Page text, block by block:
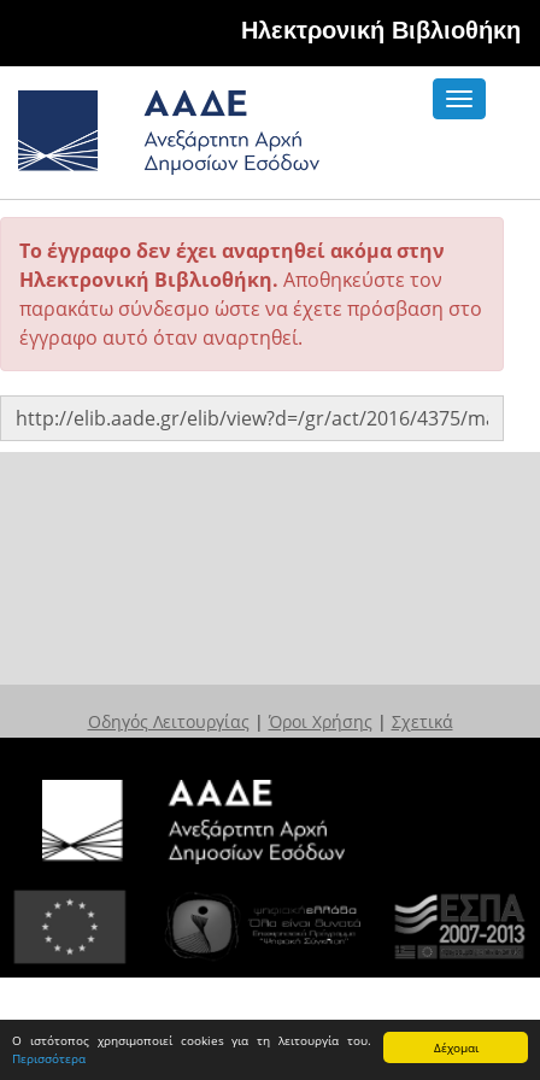
Δέχομαι
Ο ιστότοπος χρησιμοποιεί cookies για τη λειτουργία του.
Περισσότερα
Hλεκτρονική Βιβλιοθήκη
Toggle
Το έγγραφο δεν έχει αναρτηθεί ακόμα στην
Ηλεκτρονική Βιβλιοθήκη. Αποθηκεύστε τον
παρακάτω σύνδεσμο ώστε να έχετε πρόσβαση στο
έγγραφο αυτό όταν αναρτηθεί.
Οδηγός Λειτουργίας | Όροι Χρήσης | Σχετικά